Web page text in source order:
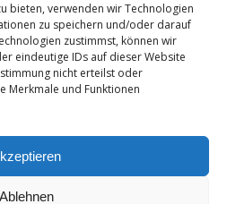
bieten, verwenden wir Technologien
zu speichern und/oder darauf
zustimmst, können wir
eindeutige IDs auf dieser Website
nicht erteilst oder
Merkmale und Funktionen
Ablehnen
Seitenanfang